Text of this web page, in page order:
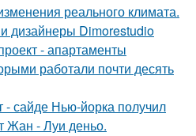
реального климата.
дизайнеры Dimorestudio
- апартаменты
работали почти десять
- сайде Нью-йорка получил
Жан - Луи деньо.